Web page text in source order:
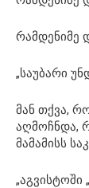
რამდენიმე
„საუბარი
მან თქვა,
აღმოჩნდა,
მამამისს